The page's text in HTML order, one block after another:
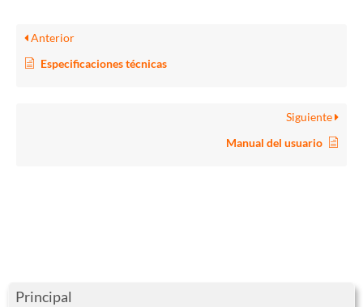
Principal
Anterior
Especificaciones técnicas
Siguiente
Manual del usuario